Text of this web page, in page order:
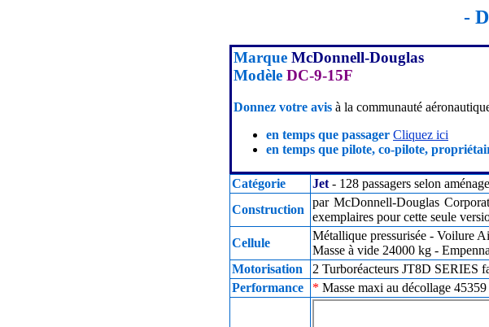
-
Marque McDonnell-Douglas
Modèle DC-9-15F
Donnez votre avis à la communauté
en temps que passager Cliquez ici
en temps que pilote, co-pilote,
Catégorie Jet - 128 passagers selon
Construction
par McDonnell-Douglas
exemplaires pour cette seule
Cellule
Métallique pressurisée - Voilure
Masse à vide 24000 kg -
Motorisation
2 Turboréacteurs JT8D SERIES
Performance
* Masse maxi au décollage